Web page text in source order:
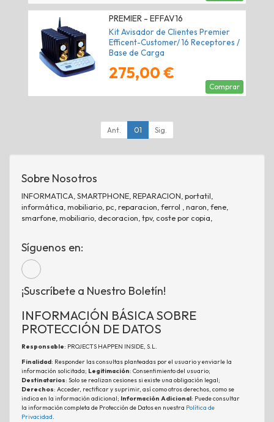
PREMIER - EFFAV16
Kit Avisador de Clientes Premier
Efficent-Customer/ 16 Receptores /
Base de Carga
275,00 €
Comprar
Ant. 01 Sig.
Sobre Nosotros
INFORMATICA, SMARTPHONE, REPARACION, portatil,
informática, mobiliario, pc, reparacion, ferrol , naron, fene,
smarfone, mobiliario, decoracion, tpv, coste por copia,
Síguenos en:
¡Suscríbete a Nuestro Boletín!
INFORMACIÓN BÁSICA SOBRE
PROTECCIÓN DE DATOS
Responsable: PROJECTS HAPPEN INSIDE, S.L.
Finalidad: Responder las consultas planteadas por el usuario y enviarle la
información solicitada; Legitimación: Consentimiento del usuario;
Destinatarios: Solo se realizan cesiones si existe una obligación legal;
Derechos: Acceder, rectificar y suprimir, así como otros derechos, como se
indica en la información adicional; Información Adicional: Puede consultar
la información completa de Protección de Datos en nuestra Política de
Privacidad.